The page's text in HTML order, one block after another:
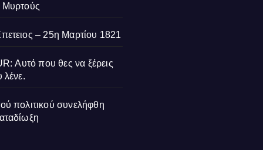
Μυρτούς
– 25η Μαρτίου 1821
Αυτό που θες να ξέρεις
λένε.
πολιτικού συνελήφθη
ΔΙΑΚΡΊΣΕΙΣ